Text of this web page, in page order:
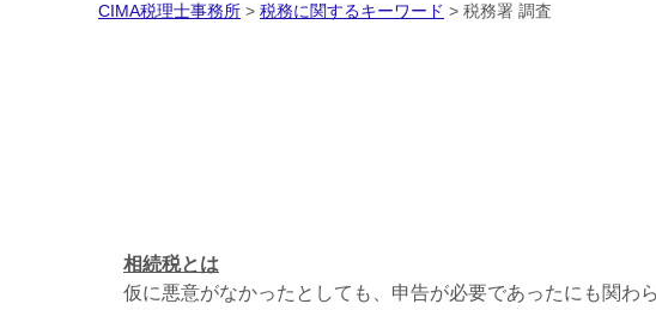
CIMA税理士事務所 > 税務に関するキーワード > 税務署 調査
相続税とは
仮に悪意がなかったとしても、申告が必要であったにも関わ